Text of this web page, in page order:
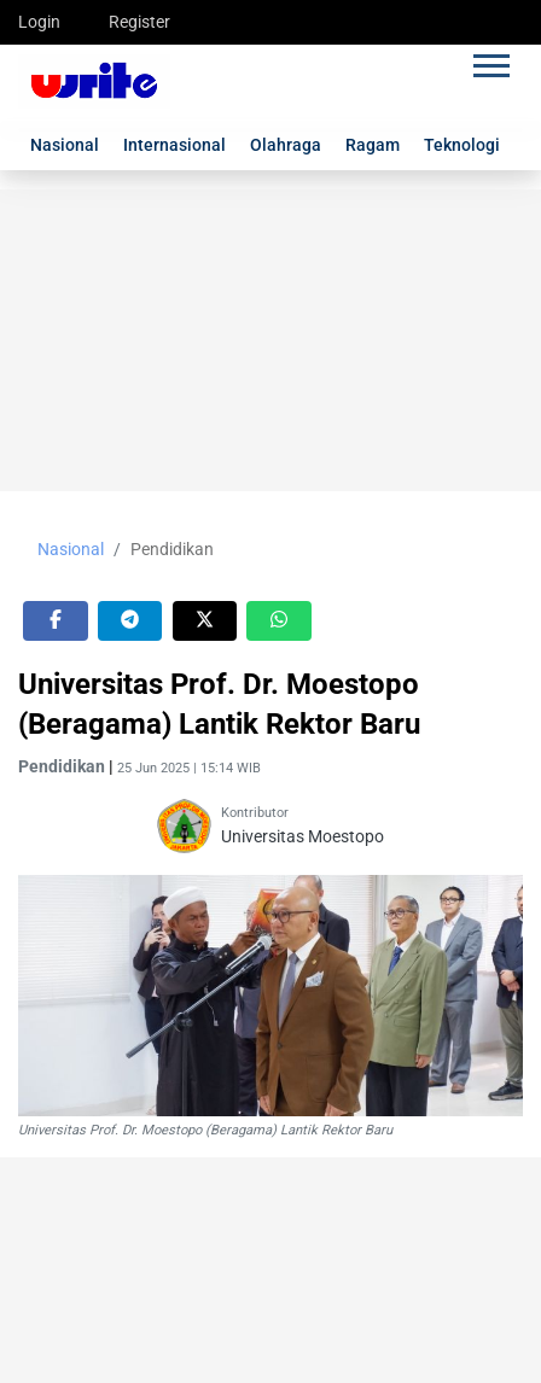
Login Register
Nasional Internasional Olahraga Ragam Teknologi
Nasional Pendidikan
Universitas Prof. Dr. Moestopo
(Beragama) Lantik Rektor Baru
Pendidikan | 25 Jun 2025 | 15:14 WIB
Kontributor
Universitas Moestopo
Universitas Prof. Dr. Moestopo (Beragama) Lantik Rektor Baru